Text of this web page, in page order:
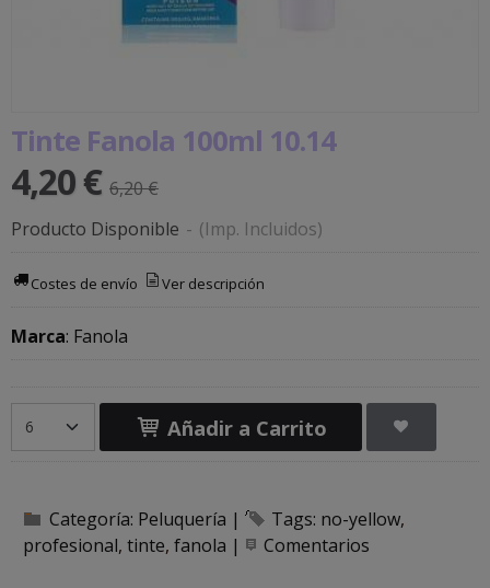
Tinte Fanola 100ml 10.14
4,20 € 6,20 €
Producto Disponible - (Imp. Incluidos)
Costes de envío Ver descripción
Marca: Fanola
Añadir a Carrito
Categoría: Peluquería | Tags: no-yellow
profesional tinte fanola | Comentarios